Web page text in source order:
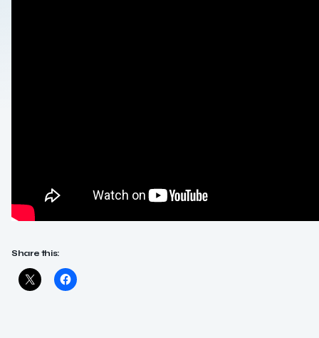
Share this: